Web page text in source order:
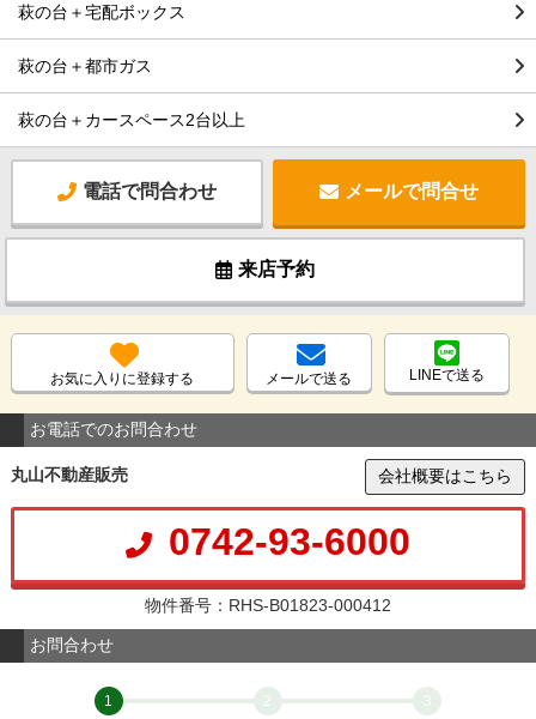
萩の台＋宅配ボックス
萩の台＋都市ガス
萩の台＋カースペース2台以上
電話で問合わせ メールで問合せ
来店予約
お気に入りに登録する メールで送る LINEで送る
お電話でのお問合わせ
丸山不動産販売 会社概要はこちら
0742-93-6000
物件番号：RHS-B01823-000412
お問合わせ
1 2 3